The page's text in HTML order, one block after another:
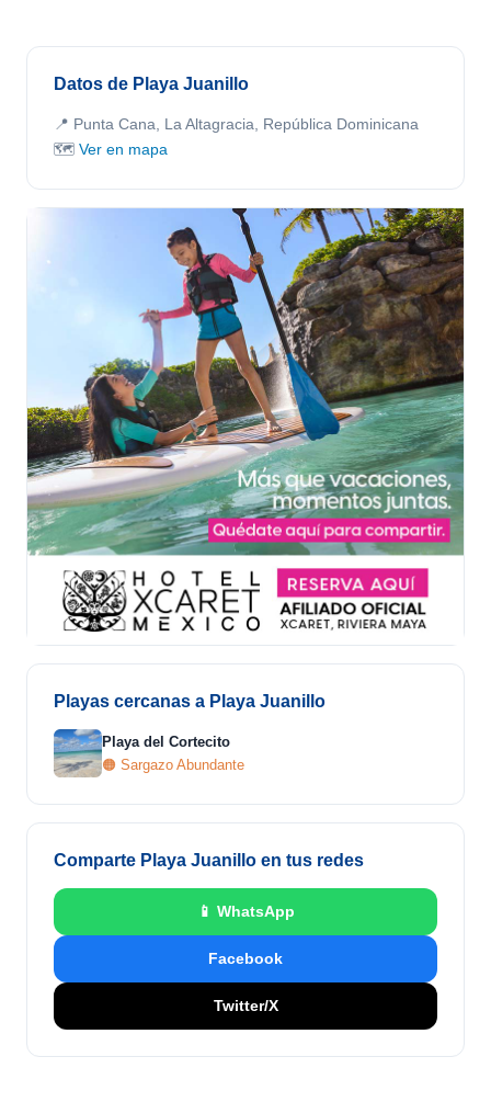
Datos de Playa Juanillo
📍 Punta Cana, La Altagracia, República Dominicana
🗺️ Ver en mapa
Playas cercanas a Playa Juanillo
Playa del Cortecito
🟠 Sargazo Abundante
Comparte Playa Juanillo en tus redes
📱 WhatsApp
Facebook
Twitter/X